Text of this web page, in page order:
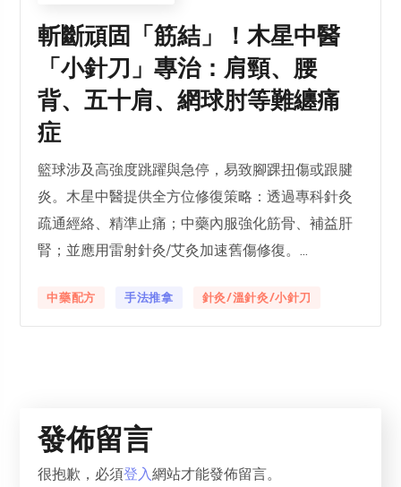
斬斷頑固「筋結」！木星中醫
「小針刀」專治：肩頸、腰
背、五十肩、網球肘等難纏痛
症
籃球涉及高強度跳躍與急停，易致腳踝扭傷或跟腱
炎。木星中醫提供全方位修復策略：透過專科針灸
疏通經絡、精準止痛；中藥內服強化筋骨、補益肝
腎；並應用雷射針灸/艾灸加速舊傷修復。...
中藥配方 手法推拿 針灸/溫針灸/小針刀
發佈留言
很抱歉，必須登入網站才能發佈留言。